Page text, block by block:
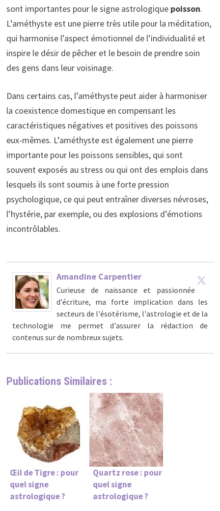
sont importantes pour le signe astrologiquepoisson.
L’améthyste est une pierre très utile pour la méditation,
qui harmonise l’aspect émotionnel de l’individualité et
inspire le désir de pêcher et le besoin de prendre soin
des gens dans leur voisinage.
Dans certains cas, l’améthyste peut aider à harmoniser
la coexistence domestique en compensant les
caractéristiques négatives et positives des poissons
eux-mêmes. L’améthyste est également une pierre
importante pour les poissons sensibles, qui sont
souvent exposés au stress ou qui ont des emplois dans
lesquels ils sont soumis à une forte pression
psychologique, ce qui peut entraîner diverses névroses,
l’hystérie, par exemple, ou des explosions d’émotions
incontrôlables.
Amandine Carpentier
Curieuse de naissance et passionnée
d'écriture, ma forte implication dans les
secteurs de l'ésotérisme, l'astrologie et de la
technologie me permet d'assurer la rédaction de
contenus sur de nombreux sujets.
Publications Similaires :
Œil de Tigre : pour
quel signe
astrologique ?
Quartz rose : pour
quel signe
astrologique ?